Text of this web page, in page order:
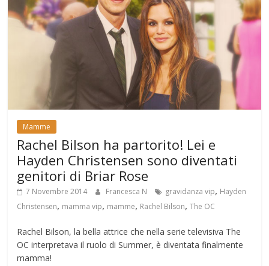
Mamme
Rachel Bilson ha partorito! Lei e
Hayden Christensen sono diventati
genitori di Briar Rose
7 Novembre 2014 Francesca N gravidanza vip, Hayden
Christensen, mamma vip, mamme, Rachel Bilson,The OC
Rachel Bilson, la bella attrice che nella serie televisiva The
OC interpretava il ruolo di Summer, è diventata finalmente
mamma!